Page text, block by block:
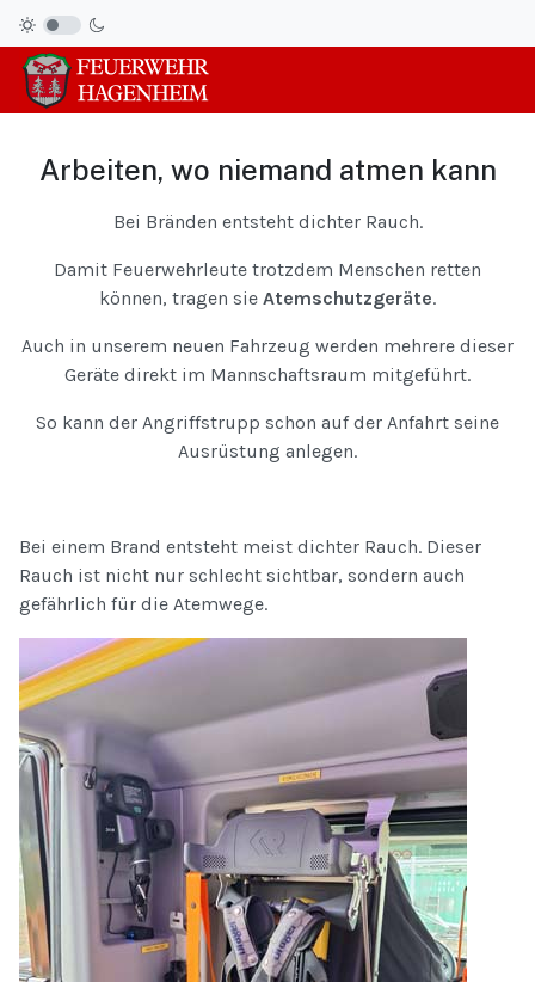
Arbeiten, wo niemand atmen kann
Bei Bränden entsteht dichter Rauch.
Damit Feuerwehrleute trotzdem Menschen retten
können, tragen sie Atemschutzgeräte.
Auch in unserem neuen Fahrzeug werden mehrere dieser
Geräte direkt im Mannschaftsraum mitgeführt.
So kann der Angriffstrupp schon auf der Anfahrt seine
Ausrüstung anlegen.
Bei einem Brand entsteht meist dichter Rauch. Dieser
Rauch ist nicht nur schlecht sichtbar, sondern auch
gefährlich für die Atemwege.